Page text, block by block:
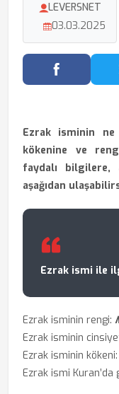
LEVERSNET
03.03.2025
Ezrak isminin
kökenine ve
faydalı
aşağıdan
Ezrak ismi ile
Ezrak isminin rengi:
Ezrak isminin
Ezrak isminin kökeni:
Ezrak ismi Kuran’da